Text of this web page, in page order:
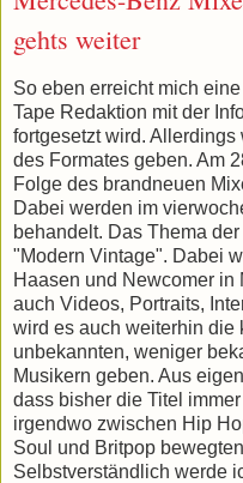
gehts weiter
So eben erreicht mich
Tape Redaktion mit der
fortgesetzt wird.
des Formates geben. Am
Folge des brandneuen
Dabei werden im
behandelt. Das Thema
"Modern Vintage". Dabei
Haasen und Newcomer in
auch Videos, Portraits,
wird es auch weiterhin die
unbekannten, weniger
Musikern geben. Aus
dass bisher die Titel
irgendwo zwischen Hip
Soul und Britpop
Selbstverständlich werde